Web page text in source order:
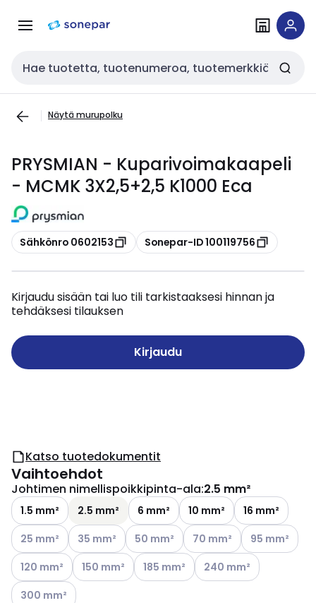
navigointiinsisältöön
Haku
Näytä murupolku
PRYSMIAN - Kuparivoimakaapeli
- MCMK 3X2,5+2,5 K1000 Eca
Kopioi
Sähkönro 0602153 Kopioi
Sonepar-ID 100119756
Kirjaudu sisään tai luo tili tarkistaaksesi hinnan ja
tehdäksesi tilauksen
Kirjaudu
Katso tuotedokumentit
Vaihtoehdot
Johtimen nimellispoikkipinta-ala:2.5 mm²
1.5 mm² 2.5 mm² 6 mm² 10 mm²
16 mm²
Katso käytettävissä olevat vaihtoehdot
25 mm² Katso käytettävissä olevat vaihtoehdot
35 mm² Katso käytettävissä olevat
50 mm² Katso käytettävissä
70 mm² Katso
95 mm²
Katso käytettävissä olevat vaihtoehdot
120 mm² Katso käytettävissä olevat vaihtoehdot
150 mm² Katso käytettävissä olevat
185 mm² Katso käytettävissä
240 mm²
Katso käytettävissä olevat vaihtoehdot
300 mm²